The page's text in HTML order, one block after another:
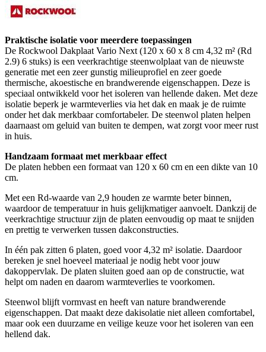
Praktische isolatie voor meerdere toepassingen
De Rockwool Dakplaat Vario Next (120 x 60 x 8 cm 4,32 m² (Rd
2.9) 6 stuks) is een veerkrachtige steenwolplaat van de nieuwste
generatie met een zeer gunstig milieuprofiel en zeer goede
thermische, akoestische en brandwerende eigenschappen. Deze is
speciaal ontwikkeld voor het isoleren van hellende daken. Met deze
isolatie beperk je warmteverlies via het dak en maak je de ruimte
onder het dak merkbaar comfortabeler. De steenwol platen helpen
daarnaast om geluid van buiten te dempen, wat zorgt voor meer rust
in huis.
Handzaam formaat met merkbaar effect
De platen hebben een formaat van 120 x 60 cm en een dikte van 10
cm.
Met een Rd-waarde van 2,9 houden ze warmte beter binnen,
waardoor de temperatuur in huis gelijkmatiger aanvoelt. Dankzij de
veerkrachtige structuur zijn de platen eenvoudig op maat te snijden
en prettig te verwerken tussen dakconstructies.
In één pak zitten 6 platen, goed voor 4,32 m² isolatie. Daardoor
bereken je snel hoeveel materiaal je nodig hebt voor jouw
dakoppervlak. De platen sluiten goed aan op de constructie, wat
helpt om naden en daarom warmteverlies te voorkomen.
Steenwol blijft vormvast en heeft van nature brandwerende
eigenschappen. Dat maakt deze dakisolatie niet alleen comfortabel,
maar ook een duurzame en veilige keuze voor het isoleren van een
hellend dak.